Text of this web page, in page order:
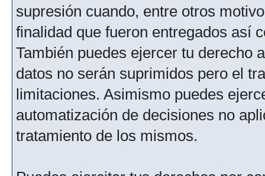
supresión cuando, entre otros
finalidad que fueron entregados así
También puedes ejercer tu derecho
datos no serán suprimidos pero el
limitaciones. Asimismo puedes
automatización de decisiones no
tratamiento de los mismos.